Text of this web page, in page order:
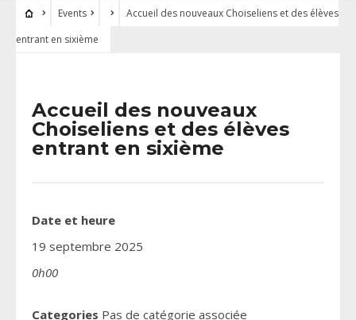
Events
Accueil des nouveaux Choiseliens et des élèves
entrant en sixième
Accueil des nouveaux
Choiseliens et des élèves
entrant en sixième
Date et heure
19 septembre 2025
0h00
Categories Pas de catégorie associée